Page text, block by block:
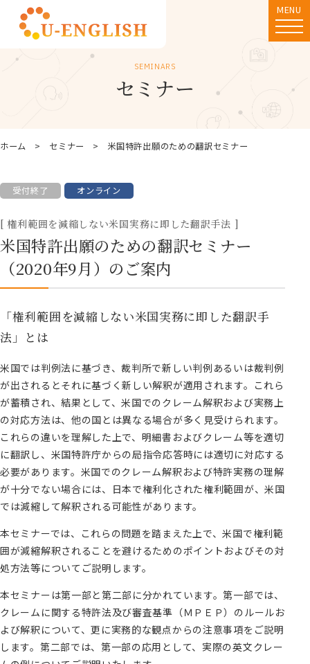
MENU
SEMINARS
セミナー
ホーム セミナー 米国特許出願のための翻訳セミナー
受付終了 オンライン
権利範囲を減縮しない米国実務に即した翻訳手法
米国特許出願のための翻訳セミナー
（2020年9月）のご案内
「権利範囲を減縮しない米国実務に即した翻訳手
法」とは
米国では判例法に基づき、裁判所で新しい判例あるいは裁判例
が出されるとそれに基づく新しい解釈が適用されます。これら
が蓄積され、結果として、米国でのクレーム解釈および実務上
の対応方法は、他の国とは異なる場合が多く見受けられます。
これらの違いを理解した上で、明細書およびクレーム等を適切
に翻訳し、米国特許庁からの局指令応答時には適切に対応する
必要があります。米国でのクレーム解釈および特許実務の理解
が十分でない場合には、日本で権利化された権利範囲が、米国
では減縮して解釈される可能性があります。
本セミナーでは、これらの問題を踏まえた上で、米国で権利範
囲が減縮解釈されることを避けるためのポイントおよびその対
処方法等についてご説明します。
本セミナーは第一部と第二部に分かれています。第一部では、
クレームに関する特許法及び審査基準（ＭＰＥＰ）のルールお
よび解釈について、更に実務的な観点からの注意事項をご説明
します。第二部では、第一部の応用として、実際の英文クレー